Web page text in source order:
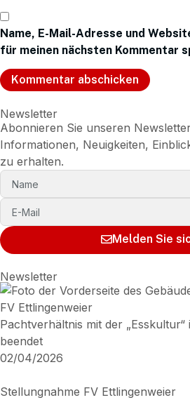
Name, E-Mail-Adresse und
für meinen nächsten Kommentar
Newsletter
Abonnieren Sie unseren
Informationen, Neuigkeiten,
zu erhalten.
Melden Sie
Newsletter
Pachtverhältnis mit der „Esskultur“
beendet
02/04/2026
Stellungnahme FV Ettlingenweier